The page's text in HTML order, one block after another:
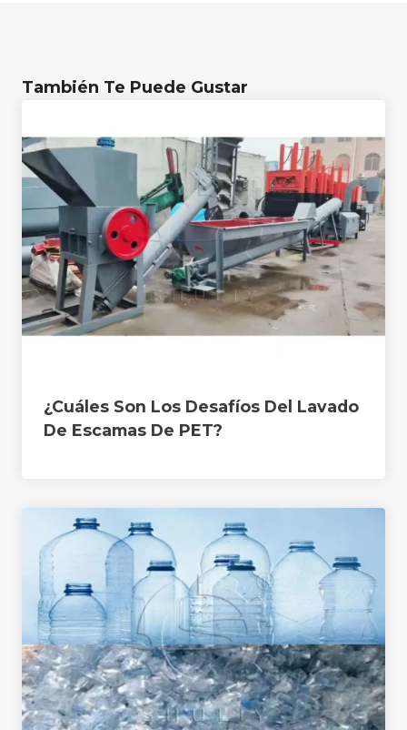
También Te Puede Gustar
¿Cuáles Son Los Desafíos Del Lavado
De Escamas De PET?